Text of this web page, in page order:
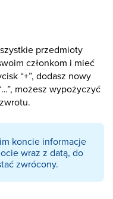
przedmioty
członkom i mieć
“+”, dodasz nowy
możesz wypożyczyć
koncie informacje
wraz z datą, do
zwrócony.